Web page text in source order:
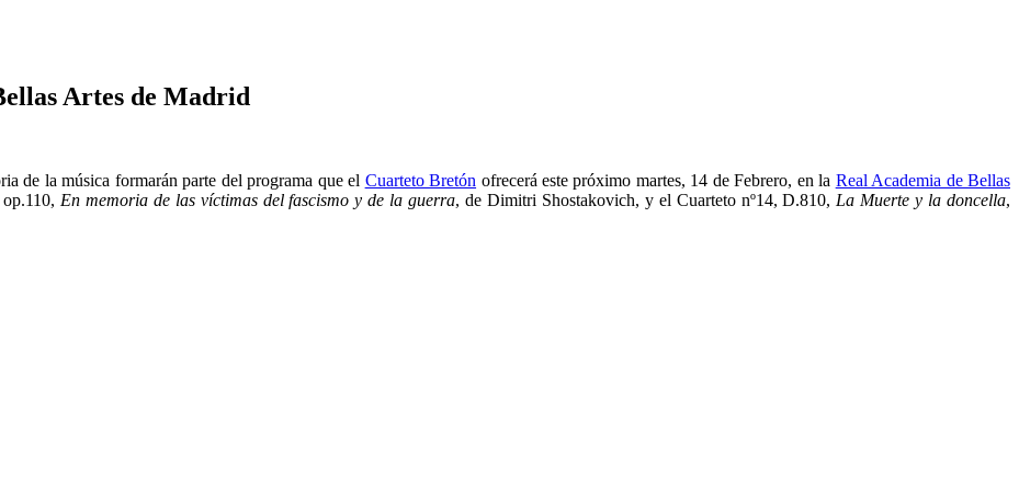
Artes de Madrid
de la música formarán parte del programa que el Cuarteto Bretón ofrecerá este próximo martes, 14 de Febrero, en la Real Academia de Bellas
En memoria de las víctimas del fascismo y de la guerra, de Dimitri Shostakovich, y el Cuarteto nº14, D.810, La Muerte y la doncella,